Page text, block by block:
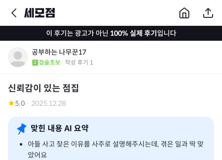
이 후기는 광고가 아닌 100% 실제 후기입니다
공부하는 나무꾼17
점술초보· 작성 후기 1
신뢰감이 있는 점집
5.0 · 2025.12.28
맞힌 내용 AI 요약
아들 사고 잦은 이유를 사주로 설명해주시는데, 겪은 일과 딱 맞
았어요